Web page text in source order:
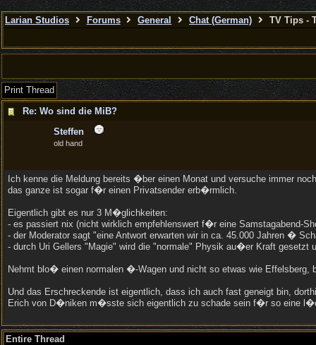
Larian Studios Forums General Chat (German) TV Tips -
Print Thread
Re: Wo sind die MiB?
Steffen
old hand
Ich kenne die Meldung bereits �ber einen Monat und versuche immer
das ganze ist sogar f�r einen Privatsender erb�rmlich.
Eigentlich gibt es nur 3 M�glichkeiten:
- es passiert nix (nicht wirklich empfehlenswert f�r eine Samstagabend-
- der Moderator sagt "eine Antwort erwarten wir in ca. 45.000 Jahren �
- durch Uri Gellers "Magie" wird die "normale" Physik au�er Kraft
Nehmt blo� einen normalen �-Wagen und nicht so etwas wie Effelsberg,
Und das Erschreckende ist eigentlich, dass ich auch fast geneigt bin,
Erich von D�niken m�sste sich eigentlich zu schade sein f�r so eine
Entire Thread